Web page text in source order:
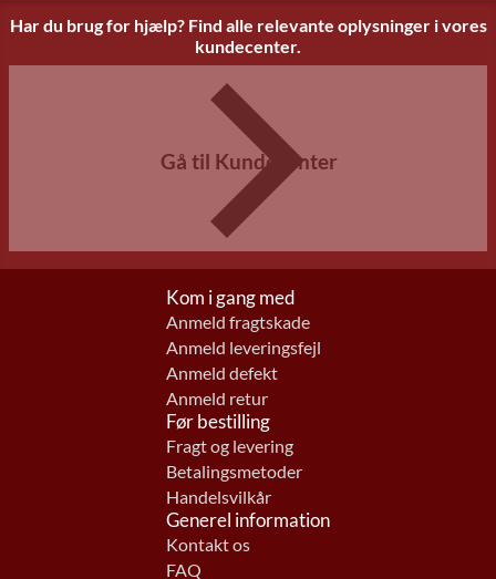
Har du brug for hjælp? Find alle relevante oplysninger i vores
kundecenter.
Gå til Kundecenter
Kom i gang med
Anmeld fragtskade
Anmeld leveringsfejl
Anmeld defekt
Anmeld retur
Før bestilling
Fragt og levering
Betalingsmetoder
Handelsvilkår
Generel information
Kontakt os
FAQ